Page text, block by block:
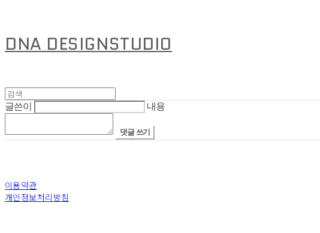
DNA DESIGNSTUDIO
글쓴이 내용
댓글 쓰기
이용약관
개인정보처리방침